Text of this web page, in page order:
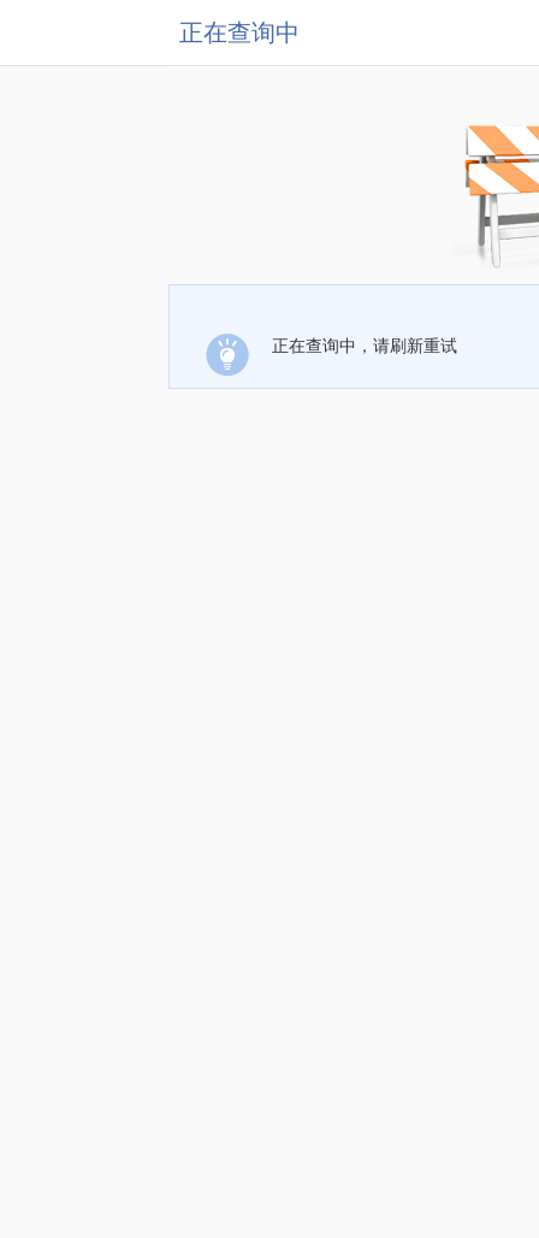
正在查询中
正在查询中，请刷新重试